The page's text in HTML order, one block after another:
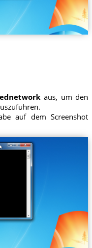
aus, um den
auf dem Screenshot